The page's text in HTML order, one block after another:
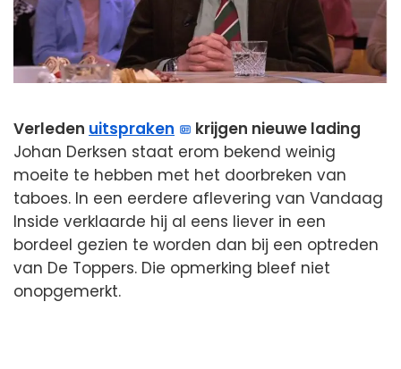
Verleden uitspraken
krijgen nieuwe lading
Johan Derksen staat erom bekend weinig
moeite te hebben met het doorbreken van
taboes. In een eerdere aflevering van Vandaag
Inside verklaarde hij al eens liever in een
bordeel gezien te worden dan bij een optreden
van De Toppers. Die opmerking bleef niet
onopgemerkt.